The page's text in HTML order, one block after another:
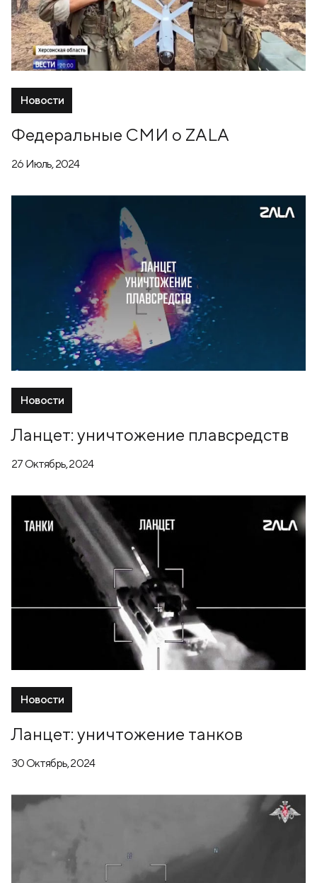
Новости
Федеральные СМИ о ZALA
26 Июль, 2024
Новости
Ланцет: уничтожение плавсредств
27 Октябрь, 2024
Новости
Ланцет: уничтожение танков
30 Октябрь, 2024